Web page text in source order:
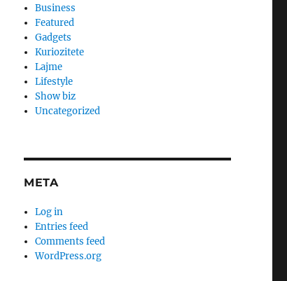
Business
Featured
Gadgets
Kuriozitete
Lajme
Lifestyle
Show biz
Uncategorized
META
Log in
Entries feed
Comments feed
WordPress.org